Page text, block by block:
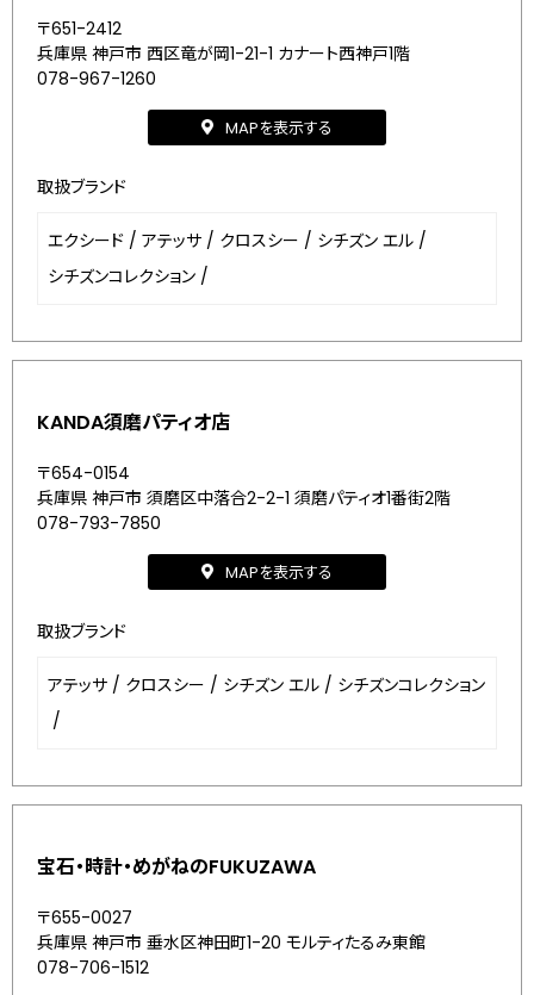
〒651-2412
兵庫県 神戸市 西区竜が岡1-21-1 カナート西神戸1階
078-967-1260
MAPを表示する
取扱ブランド
エクシード / アテッサ / クロスシー / シチズン エル /
シチズンコレクション /
KANDA須磨パティオ店
〒654-0154
兵庫県 神戸市 須磨区中落合2-2-1 須磨パティオ1番街2階
078-793-7850
MAPを表示する
取扱ブランド
アテッサ / クロスシー / シチズン エル / シチズンコレクション
/
宝石・時計・めがねのFUKUZAWA
〒655-0027
兵庫県 神戸市 垂水区神田町1-20 モルティたるみ東館
078-706-1512